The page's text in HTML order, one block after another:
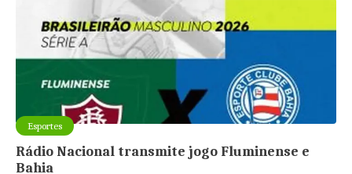
Esportes
Rádio Nacional transmite jogo Fluminense e
Bahia